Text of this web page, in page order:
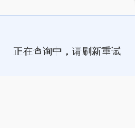
正在查询中，请刷新重试